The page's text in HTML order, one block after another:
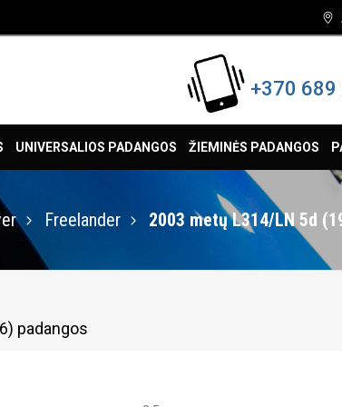
+370
UNIVERSALIOS PADANGOS ŽIEMINĖS PADANGOS
Freelander 2003 metų L314/LN 5d
padangos